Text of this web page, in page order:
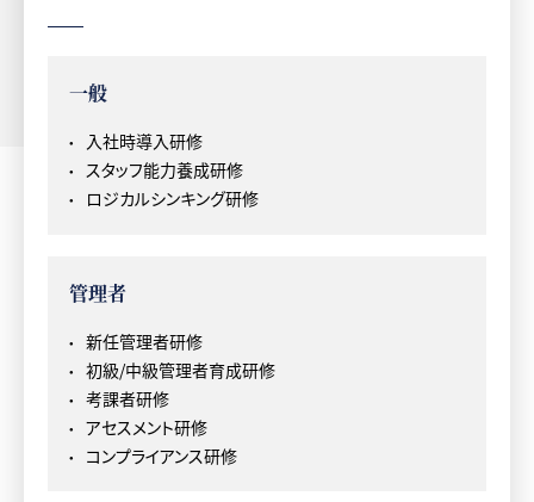
一般
入社時導入研修
スタッフ能力養成研修
ロジカルシンキング研修
管理者
新任管理者研修
初級/中級管理者育成研修
考課者研修
アセスメント研修
コンプライアンス研修